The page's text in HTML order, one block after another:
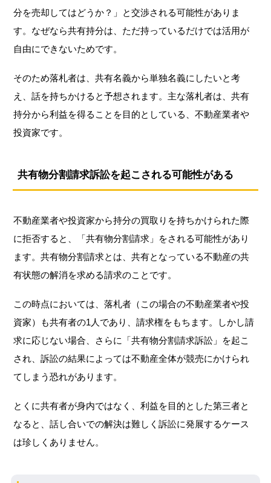
分を売却してはどうか？」と交渉される可能性がありま
す。なぜなら共有持分は、ただ持っているだけでは活用が
自由にできないためです。
そのため落札者は、共有名義から単独名義にしたいと考
え、話を持ちかけると予想されます。主な落札者は、共有
持分から利益を得ることを目的としている、不動産業者や
投資家です。
共有物分割請求訴訟を起こされる可能性がある
不動産業者や投資家から持分の買取りを持ちかけられた際
に拒否すると、「共有物分割請求」をされる可能性があり
ます。共有物分割請求とは、共有となっている不動産の共
有状態の解消を求める請求のことです。
この時点においては、落札者（この場合の不動産業者や投
資家）も共有者の1人であり、請求権をもちます。しかし請
求に応じない場合、さらに「共有物分割請求訴訟」を起こ
され、訴訟の結果によっては不動産全体が競売にかけられ
てしまう恐れがあります。
とくに共有者が身内ではなく、利益を目的とした第三者と
なると、話し合いでの解決は難しく訴訟に発展するケース
は珍しくありません。